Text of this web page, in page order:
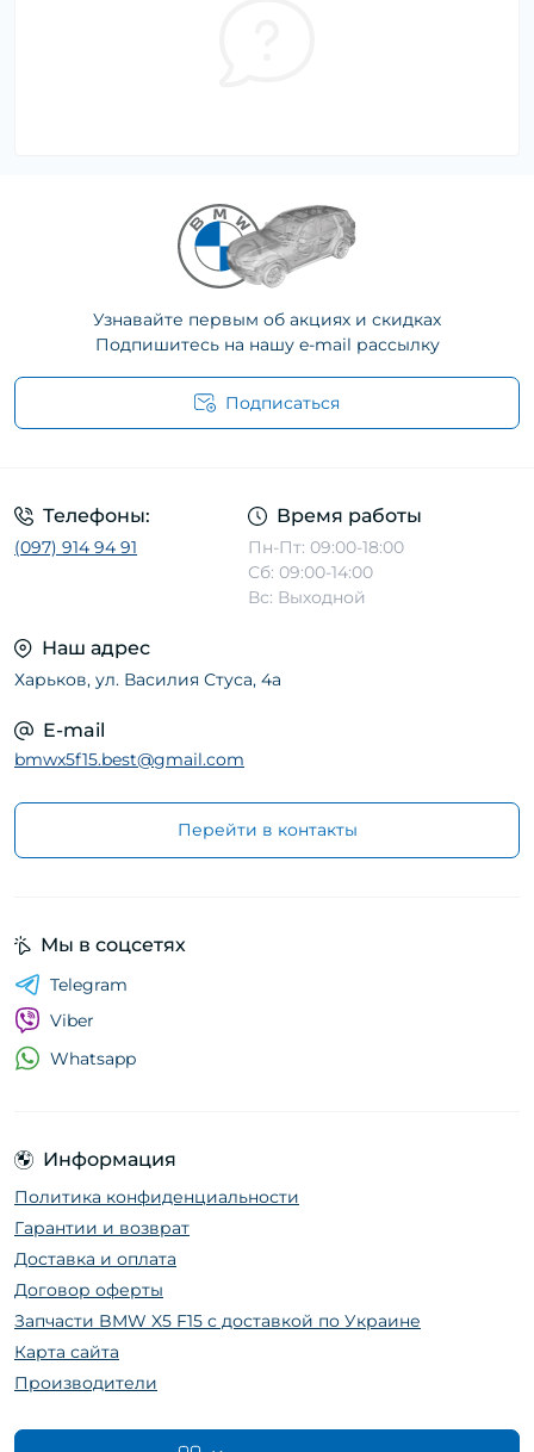
Узнавайте первым об акциях и скидках
Подпишитесь на нашу e-mail рассылку
Подписаться
Телефоны:
(097) 914 94 91
Время работы
Пн-Пт: 09:00-18:00
Сб: 09:00-14:00
Вс: Выходной
Наш адрес
Харьков, ул. Василия Стуса, 4а
E-mail
bmwx5f15.best@gmail.com
Перейти в контакты
Информация
Политика конфиденциальности
Гарантии и возврат
Доставка и оплата
Договор оферты
Запчасти BMW X5 F15 с доставкой по Украине
Карта сайта
Производители
Мы в соцсетях
Telegram
Viber
Whatsapp